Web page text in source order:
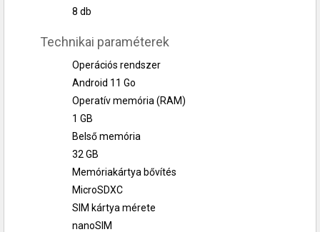
8 db
Technikai paraméterek
Operációs rendszer
Android 11 Go
Operatív memória (RAM)
1 GB
Belső memória
32 GB
Memóriakártya bővítés
MicroSDXC
SIM kártya mérete
nanoSIM